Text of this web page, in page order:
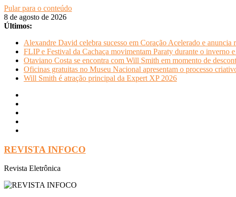
Pular para o conteúdo
8 de agosto de 2026
Últimos:
Alexandre David celebra sucesso em Coração Acelerado e
FLIP e Festival da Cachaça movimentam Paraty durante o inverno
Otaviano Costa se encontra com Will Smith em momento de
Oficinas gratuitas no Museu Nacional apresentam o processo
Will Smith é atração principal da Expert XP 2026
REVISTA INFOCO
Revista Eletrônica